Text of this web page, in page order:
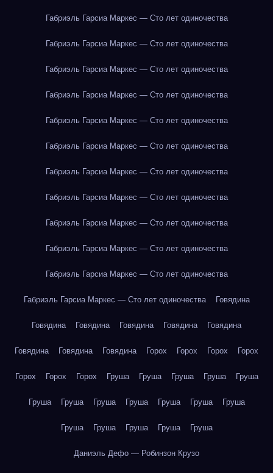
Габриэль Гарсиа Маркес — Сто лет одиночества
Габриэль Гарсиа Маркес — Сто лет одиночества
Габриэль Гарсиа Маркес — Сто лет одиночества
Габриэль Гарсиа Маркес — Сто лет одиночества
Габриэль Гарсиа Маркес — Сто лет одиночества
Габриэль Гарсиа Маркес — Сто лет одиночества
Габриэль Гарсиа Маркес — Сто лет одиночества
Габриэль Гарсиа Маркес — Сто лет одиночества
Габриэль Гарсиа Маркес — Сто лет одиночества
Габриэль Гарсиа Маркес — Сто лет одиночества
Габриэль Гарсиа Маркес — Сто лет одиночества
Габриэль Гарсиа Маркес — Сто лет одиночества Говядина
Говядина Говядина Говядина Говядина Говядина
Говядина Говядина Говядина Горох Горох Горох Горох
Горох Горох Горох Груша Груша Груша Груша Груша
Груша Груша Груша Груша Груша Груша Груша
Груша Груша Груша Груша Груша
Даниэль Дефо — Робинзон Крузо